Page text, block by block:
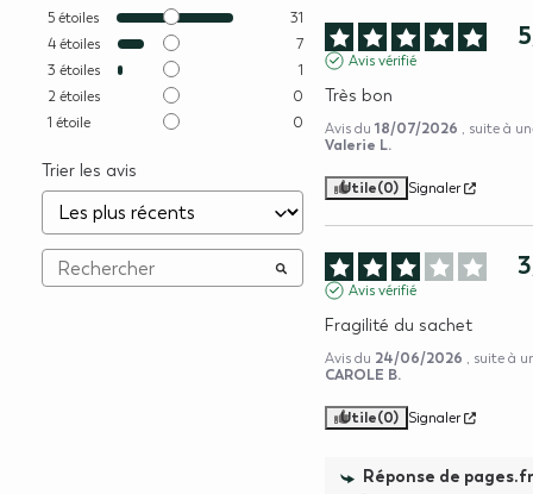
5 étoiles
31
4 étoiles
7
3 étoiles
1
2 étoiles
0
1 étoile 0
Trier les avis
5
Avis vérifié
Très bon
Avis du18/07/2026 , suite à
Valerie L.
Utile(0) Signaler
3
Avis vérifié
Fragilité du sachet
Avis du 24/06/2026 , suite à
CAROLE B.
Utile(0) Signaler
Réponse de pages.fr